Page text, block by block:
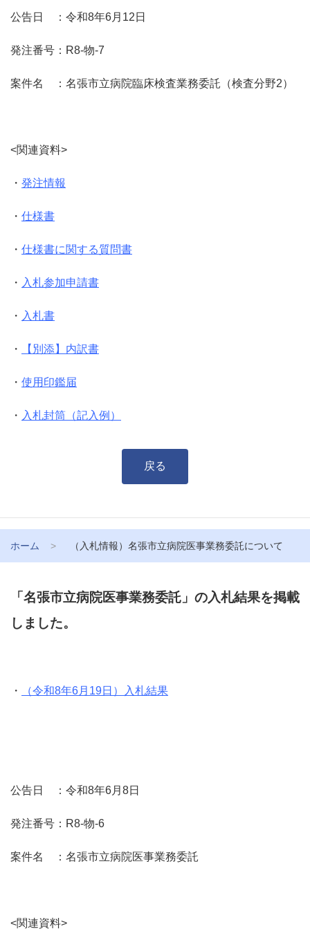
公告日 ：令和8年6月12日
発注番号：R8-物-7
案件名 ：名張市立病院臨床検査業務委託（検査分野2）
<関連資料>
・ 発注情報
・ 仕様書
・ 仕様書に関する質問書
・ 入札参加申請書
・ 入札書
・ 【別添】内訳書
・ 使用印鑑届
・ 入札封筒（記入例）
戻る
ホーム （入札情報）名張市立病院医事業務委託について
「名張市立病院医事業務委託」の入札結果を掲載
しました。
・ （令和8年6月19日）入札結果
公告日 ：令和8年6月8日
発注番号：R8-物-6
案件名 ：名張市立病院医事業務委託
<関連資料>